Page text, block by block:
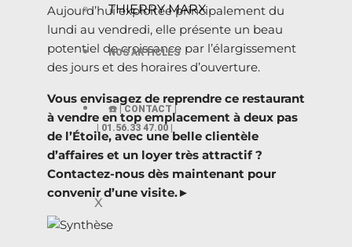
THIERRY MARX
NOS ARTICLES
☎️ | CONTACT |
| 01.56.33 47.00 |
X
Aujourd’hui exploitée principalement du
lundi au vendredi, elle présente un beau
potentiel de croissance par l’élargissement
des jours et des horaires d’ouverture.
Vous envisagez de reprendre ce restaurant
à vendre en top emplacement à deux pas
de l’Étoile, avec une belle clientèle
d’affaires et un loyer très attractif ?
Contactez-nous dès maintenant pour
convenir d’une visite.►